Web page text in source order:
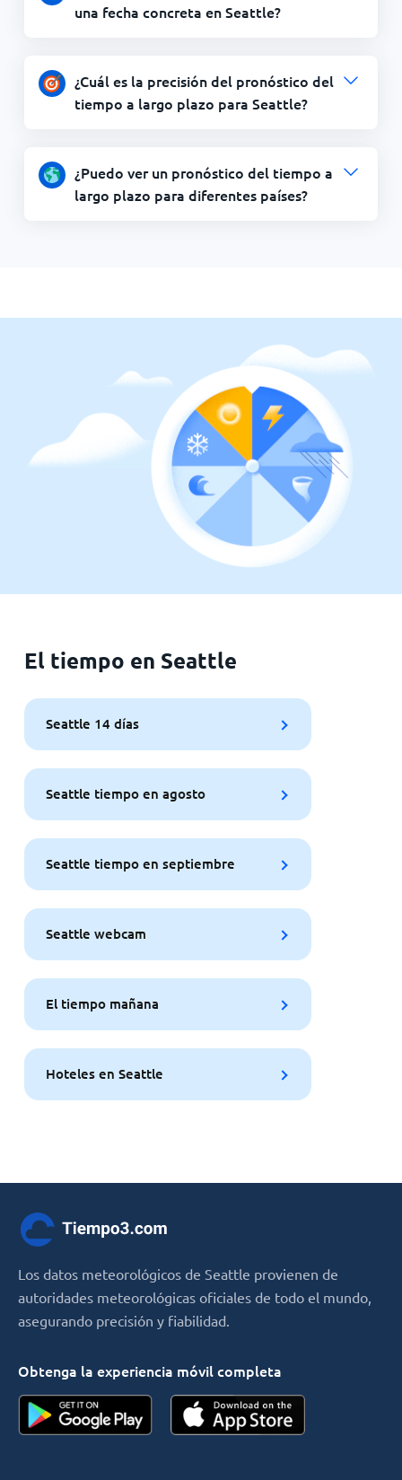
una fecha concreta en Seattle?
¿Cuál es la precisión del pronóstico del
tiempo a largo plazo para Seattle?
¿Puedo ver un pronóstico del tiempo a
largo plazo para diferentes países?
El tiempo en Seattle
Seattle 14 días
Seattle tiempo en agosto
Seattle tiempo en septiembre
Seattle webcam
El tiempo mañana
Hoteles en Seattle
Los datos meteorológicos de Seattle provienen de
autoridades meteorológicas oficiales de todo el mundo,
asegurando precisión y fiabilidad.
Obtenga la experiencia móvil completa